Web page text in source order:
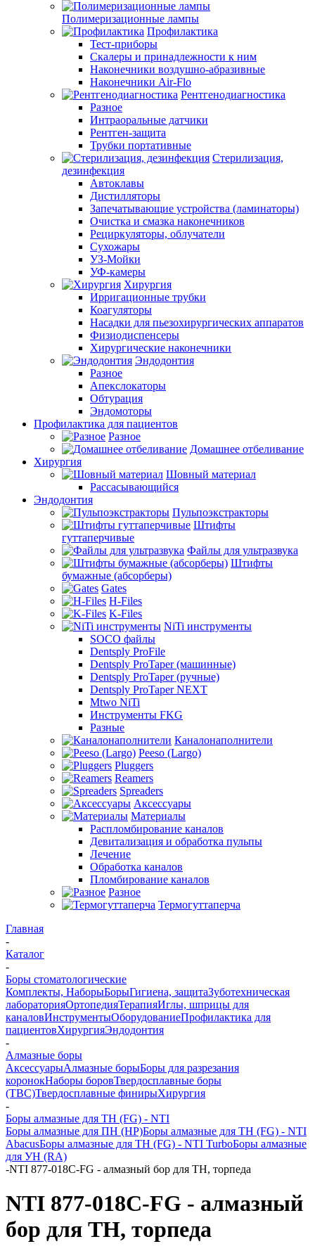
Полимеризационные лампы
Профилактика
Тест-приборы
Скалеры и принадлежности к ним
Наконечники воздушно-абразивные
Наконечники Air-Flo
Рентгенодиагностика
Разное
Интраоральные датчики
Рентген-защита
Трубки портативные
Стерилизация,
дезинфекция
Автоклавы
Дистилляторы
Запечатывающие устройства (ламинаторы)
Очистка и смазка наконечников
Рециркуляторы, облучатели
Сухожары
УЗ-Мойки
УФ-камеры
Хирургия
Ирригационные трубки
Коагуляторы
Насадки для пьезохирургических аппаратов
Физиодиспенсеры
Хирургические наконечники
Эндодонтия
Разное
Апекслокаторы
Обтурация
Эндомоторы
Профилактика для пациентов
Разное
Домашнее отбеливание
Хирургия
Шовный материал
Рассасывающийся
Эндодонтия
Пульпоэкстракторы
Штифты
гуттаперчивые
Файлы для ультразвука
Штифты
бумажные (абсорберы)
Gates
H-Files
K-Files
NiTi инструменты
SOCO файлы
Dentsply ProFile
Dentsply ProTaper (машинные)
Dentsply ProTaper (ручные)
Dentsply ProTaper NEXT
Mtwo NiTi
Инструменты FKG
Разные
Каналонаполнители
Peeso (Largo)
Pluggers
Reamers
Spreaders
Аксессуары
Материалы
Распломбирование каналов
Девитализация и обработка пульпы
Лечение
Обработка каналов
Пломбирование каналов
Разное
Термогуттаперча
Главная
-
Каталог
-
Боры стоматологические
Комплекты, НаборыБорыГигиена, защитаЗуботехническая
лабораторияОртопедияТерапияИглы, шприцы для
каналовИнструментыОборудованиеПрофилактика для
пациентовХирургияЭндодонтия
-
Алмазные боры
АксессуарыАлмазные борыБоры для разрезания
коронокНаборы боровТвердосплавные боры
(ТВС)Твердосплавные финирыХирургия
-
Боры алмазные для ТН (FG) - NTI
Боры алмазные для ПН (HP)Боры алмазные для ТН (FG) - NTI
AbacusБоры алмазные для ТН (FG) - NTI TurboБоры алмазные
для УН (RA)
-NTI 877-018C-FG - алмазный бор для ТН, торпеда
NTI 877-018C-FG - алмазный
бор для ТН, торпеда